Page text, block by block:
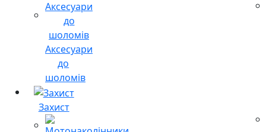
Аксесуари
до
шоломів
Захист